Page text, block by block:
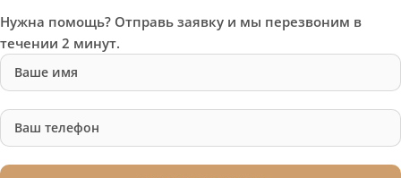
Нужна помощь? Отправь заявку и мы перезвоним в
течении 2 минут.